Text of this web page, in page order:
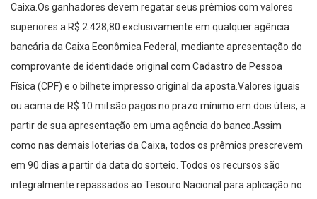
Caixa.Os ganhadores devem regatar seus prêmios com valores
superiores a R$ 2.428,80 exclusivamente em qualquer agência
bancária da Caixa Econômica Federal, mediante apresentação do
comprovante de identidade original com Cadastro de Pessoa
Física (CPF) e o bilhete impresso original da aposta.Valores iguais
ou acima de R$ 10 mil são pagos no prazo mínimo em dois úteis, a
partir de sua apresentação em uma agência do banco.Assim
como nas demais loterias da Caixa, todos os prêmios prescrevem
em 90 dias a partir da data do sorteio. Todos os recursos são
integralmente repassados ao Tesouro Nacional para aplicação no